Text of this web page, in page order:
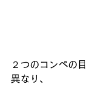
２つのコンペの
異なり、